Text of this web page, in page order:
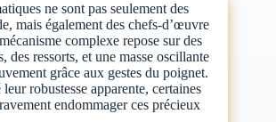
ne sont pas seulement des
mais également des chefs-d’œuvre
complexe repose sur des
des ressorts, et une masse oscillante
grâce aux gestes du poignet.
robustesse apparente, certaines
endommager ces précieux